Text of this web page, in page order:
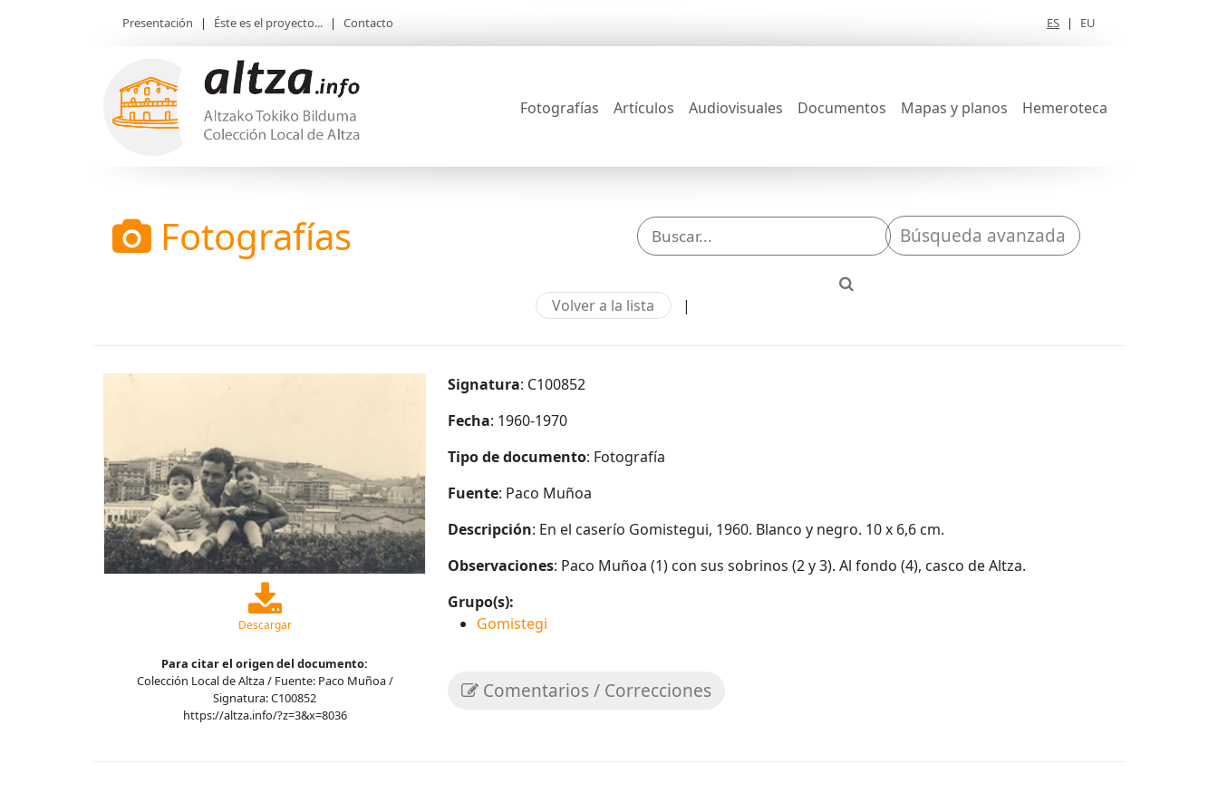
Presentación | Éste es el proyecto... | Contacto ES | EU
Fotografías Artículos Audiovisuales Documentos Mapas y planos Hemeroteca
Fotografías Búsqueda avanzada
Volver a la lista |
Descargar
Para citar el origen del documento:
Colección Local de Altza / Fuente: Paco Muñoa /
Signatura: C100852
https://altza.info/?z=3&x=8036
Signatura: C100852
Fecha: 1960-1970
Tipo de documento: Fotografía
Fuente: Paco Muñoa
Descripción: En el caserío Gomistegui, 1960. Blanco y negro. 10 x 6,6 cm.
Observaciones: Paco Muñoa (1) con sus sobrinos (2 y 3). Al fondo (4), casco de Altza.
Grupo(s):
Gomistegi
Comentarios / Correcciones